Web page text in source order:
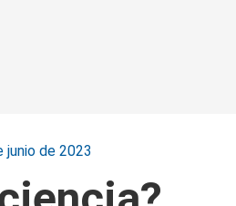
junio de 2023